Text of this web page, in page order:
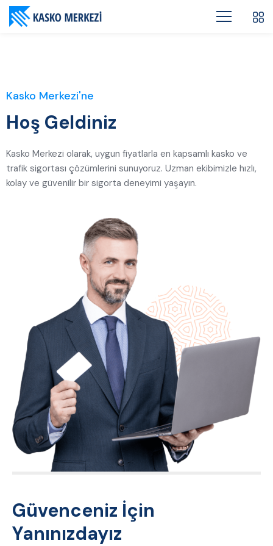
Kasko Merkezi'ne
Hoş Geldiniz
Kasko Merkezi olarak, uygun fiyatlarla en kapsamlı kasko ve
trafik sigortası çözümlerini sunuyoruz. Uzman ekibimizle hızlı,
kolay ve güvenilir bir sigorta deneyimi yaşayın.
Güvenceniz İçin
Yanınızdayız